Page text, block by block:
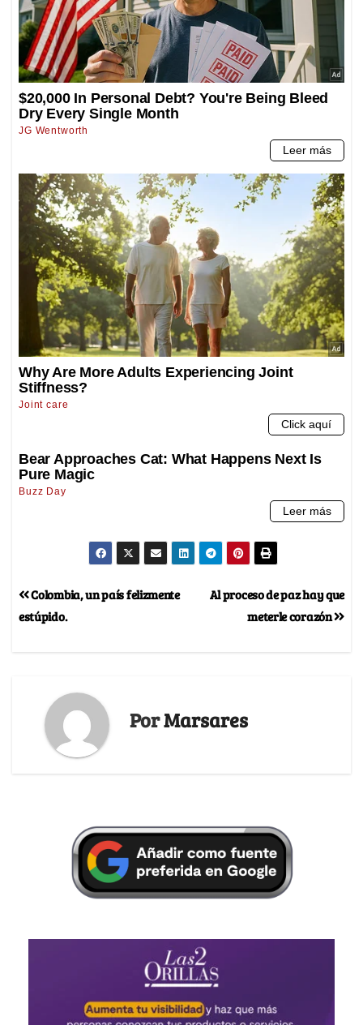
Al proceso de paz hay que
meterle corazón
Colombia, un país felizmente
estúpido.
PorMarsares